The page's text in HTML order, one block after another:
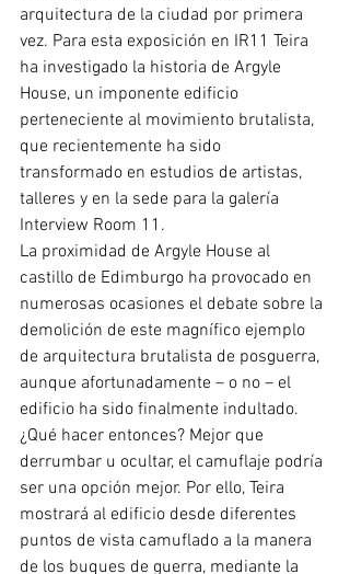
arquitectura de la ciudad por primera
vez. Para esta exposición en IR11 Teira
ha investigado la historia de Argyle
House, un imponente edificio
perteneciente al movimiento brutalista,
que recientemente ha sido
transformado en estudios de artistas,
talleres y en la sede para la galería
Interview Room 11.
La proximidad de Argyle House al
castillo de Edimburgo ha provocado en
numerosas ocasiones el debate sobre la
demolición de este magnífico ejemplo
de arquitectura brutalista de posguerra,
aunque afortunadamente – o no – el
edificio ha sido finalmente indultado.
¿Qué hacer entonces? Mejor que
derrumbar u ocultar, el camuflaje podría
ser una opción mejor. Por ello, Teira
mostrará al edificio desde diferentes
puntos de vista camuflado a la manera
de los buques de guerra, mediante la